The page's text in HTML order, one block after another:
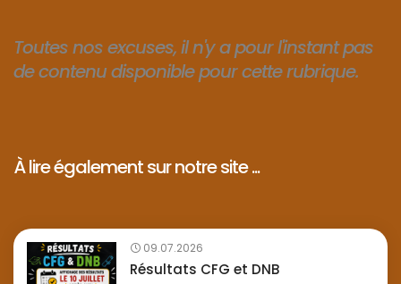
Toutes nos excuses, il n'y a pour l'instant pas
de contenu disponible pour cette rubrique.
À lire également sur notre site ...
09.07.2026
Résultats CFG et DNB